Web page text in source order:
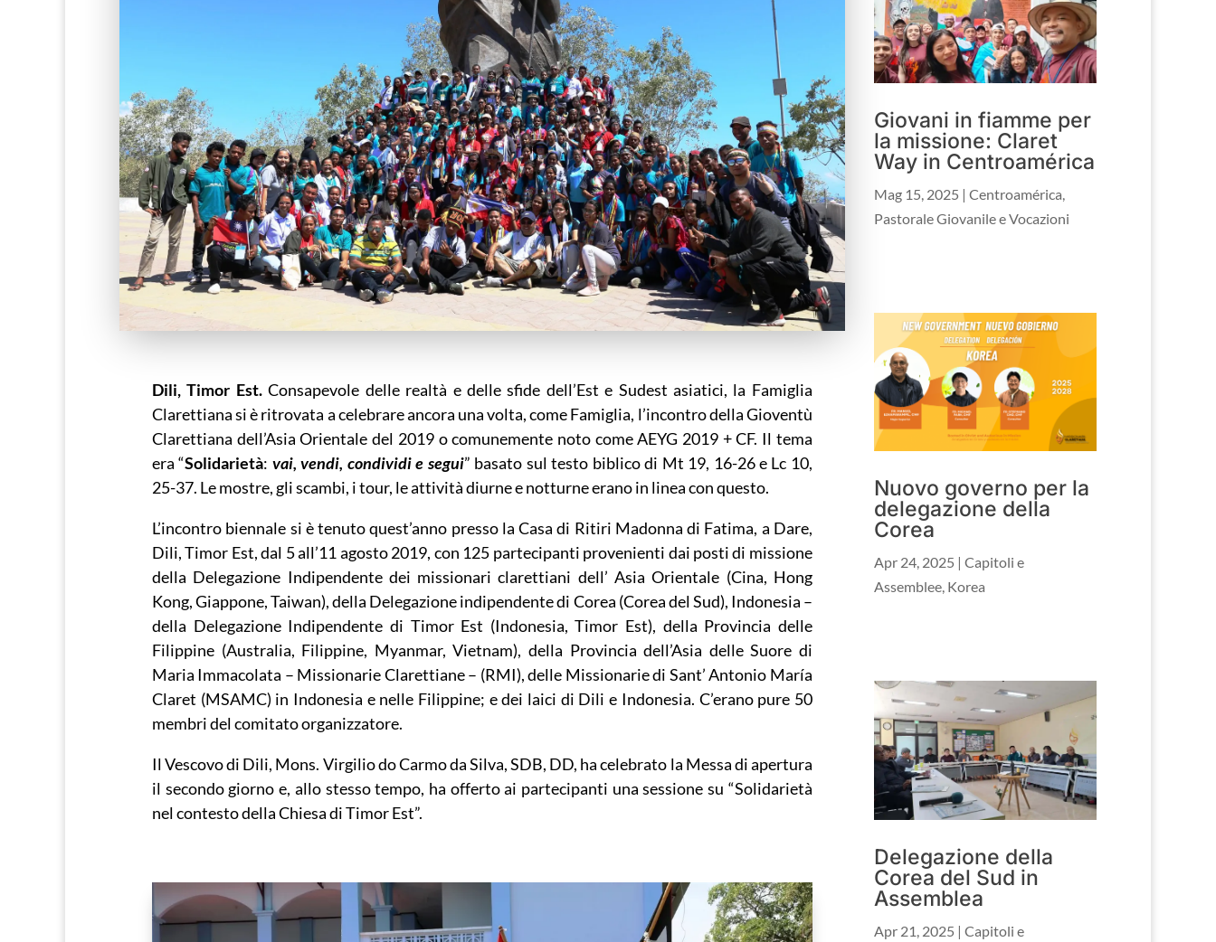
Dili, Timor Est.Consapevole delle realtà e delle sfide dell’Est e Sudest asiatici, la Famiglia
Clarettiana si è ritrovata a celebrare ancora una volta, come Famiglia, l’incontro della Gioventù
Clarettiana dell’Asia Orientale del 2019 o comunemente noto come AEYG 2019 + CF. Il tema
era “Solidarietà: vai, vendi, condividi e segui” basato sul testo biblico di Mt 19, 16-26 e Lc 10,
25-37. Le mostre, gli scambi, i tour, le attività diurne e notturne erano in linea con questo.
L’incontro biennale si è tenuto quest’anno presso la Casa di Ritiri Madonna di Fatima, a Dare,
Dili, Timor Est, dal 5 all’11 agosto 2019, con 125 partecipanti provenienti dai posti di missione
della Delegazione Indipendente dei missionari clarettiani dell’ Asia Orientale (Cina, Hong
Kong, Giappone, Taiwan), della Delegazione indipendente di Corea (Corea del Sud), Indonesia –
della Delegazione Indipendente di Timor Est (Indonesia, Timor Est), della Provincia delle
Filippine (Australia, Filippine, Myanmar, Vietnam), della Provincia dell’Asia delle Suore di
Maria Immacolata – Missionarie Clarettiane – (RMI), delle Missionarie di Sant’ Antonio María
Claret (MSAMC) in Indonesia e nelle Filippine; e dei laici di Dili e Indonesia. C’erano pure 50
membri del comitato organizzatore.
Il Vescovo di Dili, Mons. Virgilio do Carmo da Silva, SDB, DD, ha celebrato la Messa di apertura
il secondo giorno e, allo stesso tempo, ha offerto ai partecipanti una sessione su “Solidarietà
nel contesto della Chiesa di Timor Est”.
Giovani in fiamme per
la missione: Claret
Way in Centroamérica
Mag 15, 2025 |Centroamérica
Pastorale Giovanile e Vocazioni
Nuovo governo per la
delegazione della
Corea
Apr 24, 2025 |Capitoli e
Assemblee, Korea
Delegazione della
Corea del Sud in
Assemblea
Apr 21, 2025 |Capitoli e